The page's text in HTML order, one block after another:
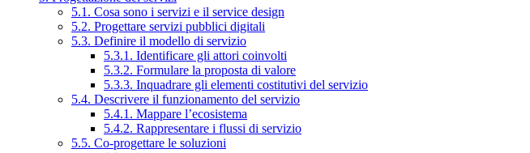
5.1. Cosa sono i servizi e il service design
5.2. Progettare servizi pubblici digitali
5.3. Definire il modello di servizio
5.3.1. Identificare gli attori coinvolti
5.3.2. Formulare la proposta di valore
5.3.3. Inquadrare gli elementi costitutivi del servizio
5.4. Descrivere il funzionamento del servizio
5.4.1. Mappare l’ecosistema
5.4.2. Rappresentare i flussi di servizio
5.5. Co-progettare le soluzioni